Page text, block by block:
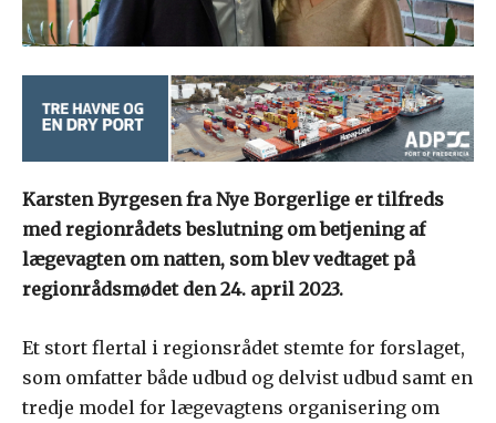
Karsten Byrgesen fra Nye Borgerlige er tilfreds
med regionrådets beslutning om betjening af
lægevagten om natten, som blev vedtaget på
regionrådsmødet den 24. april 2023.
Et stort flertal i regionsrådet stemte for forslaget,
som omfatter både udbud og delvist udbud samt en
tredje model for lægevagtens organisering om